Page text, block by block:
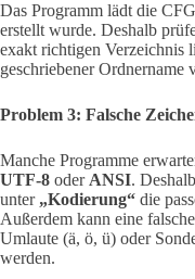
Das Programm lädt die
erstellt wurde. Deshalb
exakt richtigen Verzeichnis
geschriebener Ordnername
Problem 3: Falsche
Manche Programme
UTF-8 oder ANSI.
unter „Kodierung“ die
Außerdem kann eine
Umlaute (ä, ö, ü) oder
werden.